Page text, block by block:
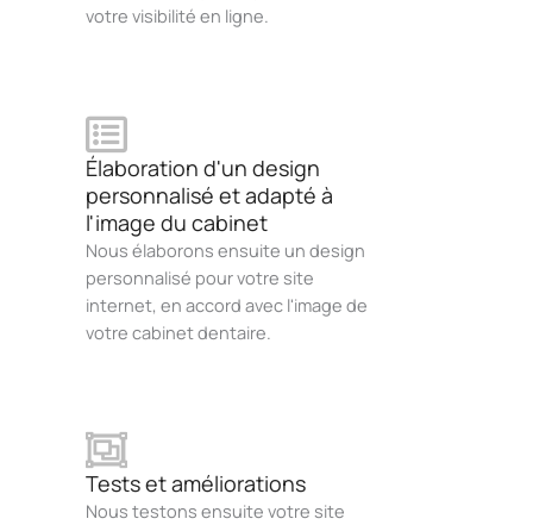
votre visibilité en ligne.
Élaboration d'un design
personnalisé et adapté à
l'image du cabinet
Nous élaborons ensuite un design
personnalisé pour votre site
internet, en accord avec l'image de
votre cabinet dentaire.
Tests et améliorations
Nous testons ensuite votre site